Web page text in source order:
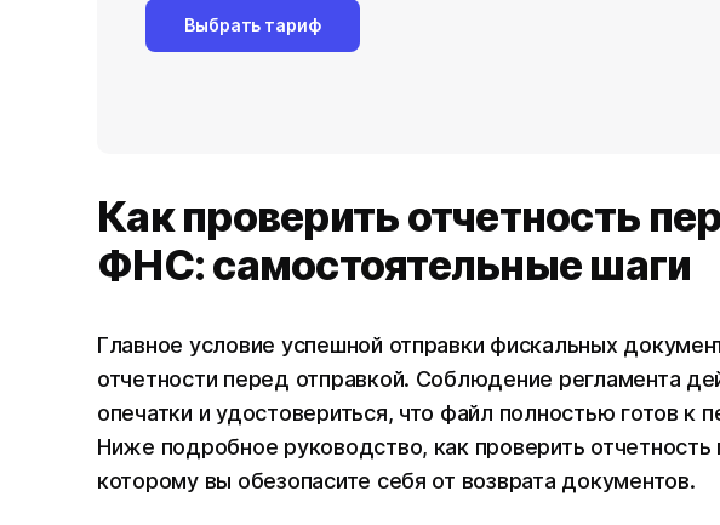
Выбрать тариф
Как проверить отчетность
ФНС: самостоятельные шаги
Главное условие успешной отправки фискальных
отчетности перед отправкой. Соблюдение регламента
опечатки и удостовериться, что файл полностью готов к
Ниже подробное руководство, как проверить
которому вы обезопасите себя от возврата документов.